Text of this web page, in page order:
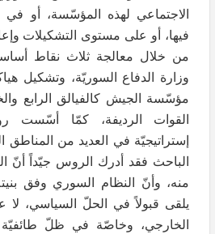
الاجتماعي لهذه المؤسّسة، أو في
فيها، أو على مستوى التشكيلات
من خلال معالجة ثلاث نقاط
وزارة الدفاع السوريّة، وتشكيل
مؤسّسة الجيش كالفيالق الرابع
القوات الرديفة، كمّا أسّست
إستراتيجيّة في العديد من المناطق
الباحث فقد أدرك الروس جيّداً أنّ
منه، وأنّ النظام السوري وفق
يلقى قبولاً في الحلّ السياسي، لا
الخارجي، وخاصّة في ظلّ طائفيّة